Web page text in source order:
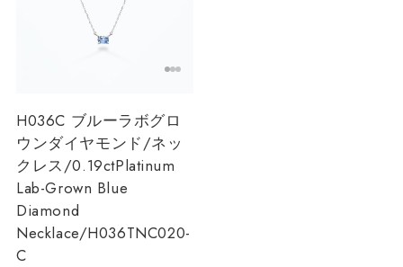
H036C ブルーラボグロ
ウンダイヤモンド/ネッ
クレス/0.19ctPlatinum
Lab-Grown Blue
Diamond
Necklace/H036TNC020-
C